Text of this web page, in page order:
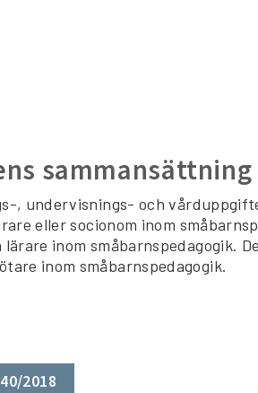
sammansättning
, undervisnings- och
eller socionom inom
inom småbarnspedagogik.
inom småbarnspedagogik.
2018